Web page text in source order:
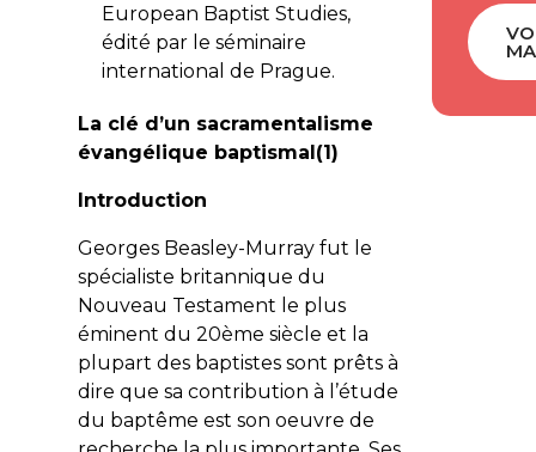
European Baptist Studies,
édité par le séminaire
international de Prague.
La clé d’un sacramentalisme
évangélique baptismal(1)
Introduction
Georges Beasley-Murray fut le
spécialiste britannique du
Nouveau Testament le plus
éminent du 20ème siècle et la
plupart des baptistes sont prêts à
dire que sa contribution à l’étude
du baptême est son oeuvre de